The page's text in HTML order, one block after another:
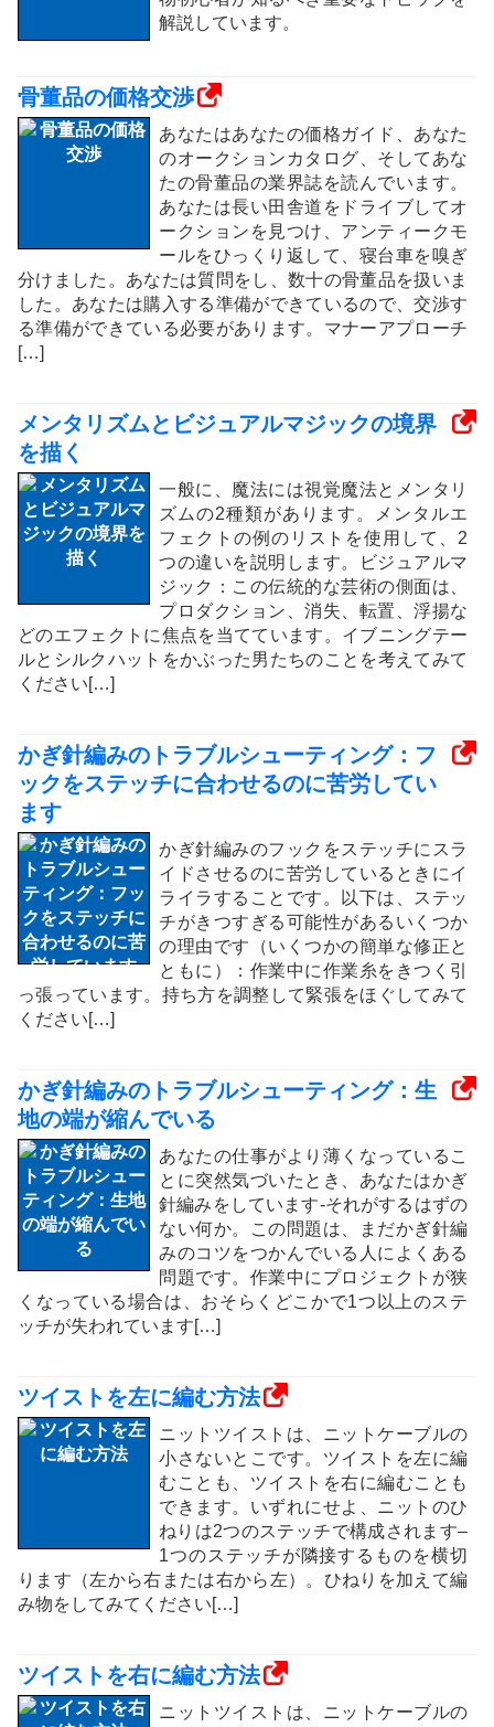
解説しています。
骨董品の価格交渉
あなたはあなたの価格ガイド、あなた
のオークションカタログ、そしてあな
たの骨董品の業界誌を読んでいます。
あなたは長い田舎道をドライブしてオ
ークションを見つけ、アンティークモ
ールをひっくり返して、寝台車を嗅ぎ
分けました。あなたは質問をし、数十の骨董品を扱いま
した。あなたは購入する準備ができているので、交渉す
る準備ができている必要があります。マナーアプローチ
[…]
メンタリズムとビジュアルマジックの境界
を描く
一般に、魔法には視覚魔法とメンタリ
ズムの2種類があります。メンタルエ
フェクトの例のリストを使用して、2
つの違いを説明します。ビジュアルマ
ジック：この伝統的な芸術の側面は、
プロダクション、消失、転置、浮揚な
どのエフェクトに焦点を当てています。イブニングテー
ルとシルクハットをかぶった男たちのことを考えてみて
ください[…]
かぎ針編みのトラブルシューティング：フ
ックをステッチに合わせるのに苦労してい
ます
かぎ針編みのフックをステッチにスラ
イドさせるのに苦労しているときにイ
ライラすることです。以下は、ステッ
チがきつすぎる可能性があるいくつか
の理由です（いくつかの簡単な修正と
ともに）：作業中に作業糸をきつく引
っ張っています。持ち方を調整して緊張をほぐしてみて
ください[…]
かぎ針編みのトラブルシューティング：生
地の端が縮んでいる
あなたの仕事がより薄くなっているこ
とに突然気づいたとき、あなたはかぎ
針編みをしています-それがするはずの
ない何か。この問題は、まだかぎ針編
みのコツをつかんでいる人によくある
問題です。作業中にプロジェクトが狭
くなっている場合は、おそらくどこかで1つ以上のステ
ッチが失われています[…]
ツイストを左に編む方法
ニットツイストは、ニットケーブルの
小さないとこです。ツイストを左に編
むことも、ツイストを右に編むことも
できます。いずれにせよ、ニットのひ
ねりは2つのステッチで構成されます–
1つのステッチが隣接するものを横切
ります（左から右または右から左）。ひねりを加えて編
み物をしてみてください[…]
ツイストを右に編む方法
ニットツイストは、ニットケーブルの